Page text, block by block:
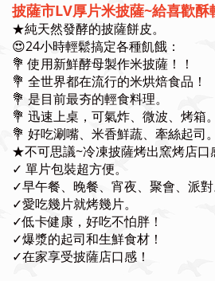
披薩市LV厚片米披薩~給喜歡酥
★純天然發酵的披薩餅皮。
😍24小時輕鬆搞定各種飢餓：
💐 使用新鮮酵母製作米披薩！！
💐 全世界都在流行的米烘焙食品！
💐 是目前最夯的輕食料理。
💐 迅速上桌，可氣炸、微波、烤箱。
💐 好吃涮嘴、米香鮮蔬、牽絲起司。
★不可思議~冷凍披薩烤出窯烤店口
✓ 單片包裝超方便。
✓早午餐、晚餐、宵夜、聚會、派對
✓愛吃幾片就烤幾片。
✓低卡健康，好吃不怕胖！
✓爆漿的起司和生鮮食材！
✓在家享受披薩店口感！